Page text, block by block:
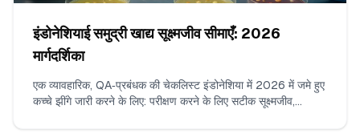
इंडोनेशियाई समुद्री खाद्य सूक्ष्मजीव सीमाएँ: 2026
मार्गदर्शिका
एक व्यावहारिक, QA‑प्रबंधक की चेकलिस्ट इंडोनेशिया में 2026 में जमे हुए
कच्चे झींगे जारी करने के लिए: परीक्षण करने के लिए सटीक सूक्ष्मजीव,